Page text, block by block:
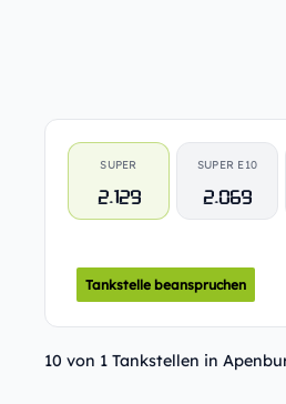
SUPER
2.129
SUPER E10
2.069
Tankstelle beanspruchen
10 von 1 Tankstellen in